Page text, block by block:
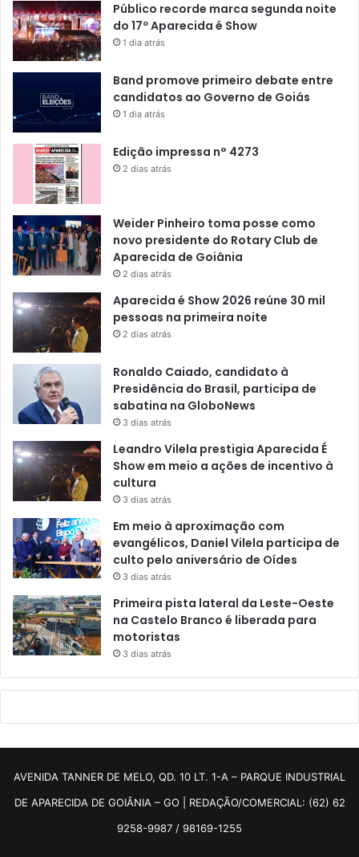
Público recorde marca segunda noite
do 17º Aparecida é Show
1 dia atrás
Band promove primeiro debate entre
candidatos ao Governo de Goiás
1 dia atrás
Edição impressa n° 4273
2 dias atrás
Weider Pinheiro toma posse como
novo presidente do Rotary Club de
Aparecida de Goiânia
2 dias atrás
Aparecida é Show 2026 reúne 30 mil
pessoas na primeira noite
2 dias atrás
Ronaldo Caiado, candidato à
Presidência do Brasil, participa de
sabatina na GloboNews
3 dias atrás
Leandro Vilela prestigia Aparecida É
Show em meio a ações de incentivo à
cultura
3 dias atrás
Em meio à aproximação com
evangélicos, Daniel Vilela participa de
culto pelo aniversário de Oídes
3 dias atrás
Primeira pista lateral da Leste-Oeste
na Castelo Branco é liberada para
motoristas
3 dias atrás
AVENIDA TANNER DE MELO, QD. 10 LT. 1-A – PARQUE INDUSTRIAL
DE APARECIDA DE GOIÂNIA – GO | REDAÇÃO/COMERCIAL: (62) 62
9258-9987 / 98169-1255